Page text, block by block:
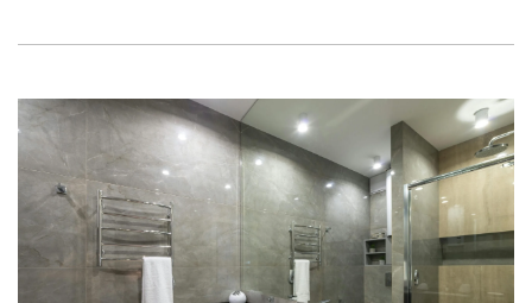
(Twitter)